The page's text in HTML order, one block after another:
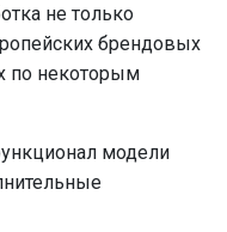
не только
брендовых
по некоторым
модели